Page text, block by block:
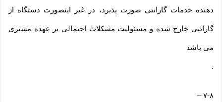
دهنده خدمات گارانتی صورت پذیرد، در غیر اینصورت دستگاه از
گارانتی خارج شده و مسئولیت مشکلات احتمالی بر عهده مشتری
می باشد
.
۷-۸–